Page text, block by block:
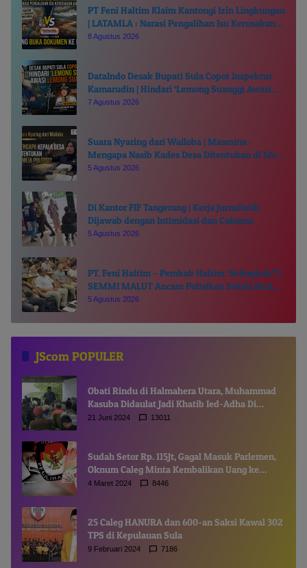
PT Feni Haltim Klaim Kantongi Izin Lingkungan
| LATAMLA : Narasi Pengalihan Isu Kerusakan
Kali Kukuba, Tantang Buka Dokumen ke Publik
8 Agustus 2026
DataIndo Desak Bupati Sula Copot Inspektur
Kamarudin | Hindari ‘Lemong Suanggi Awasi
Lemong Suanggi’
7 Agustus 2026
Suara Nyaring dari Wailoba | Masmina :
Mengapa Nasib Kades Desa Ditentukan di Meja
Politisi?
5 Agustus 2026
Di Kantor FIF Tangerang | Kerja Jurnalistik
Dijawab dengan Intimidasi dan Cakaran
5 Agustus 2026
PT. Feni Haltim – Pemkab Haltim ‘Selingkuh’? |
SEMMI MALUT Ancam Polisikan Sekda Ricky
Chairul Richfat
5 Agustus 2026
JScom POPULER
Obati Rindu di Halmahera Utara, Muhammad
Kasuba Didaulat Jadi Khatib Ied-Adha Di
Gamsungi
21 Juni 2024 13011
Sudah Setor Rp. 115Jt, Gagal Masuk Parlemen,
Oknum Caleg Minta Kembalikan Uang ke
Komisioner KPUD
4 Maret 2024 8446
25 Caleg HANURA dan 600-an Saksi Kawal 302
TPS di Kepulauan Sula
9 Februari 2024 7186